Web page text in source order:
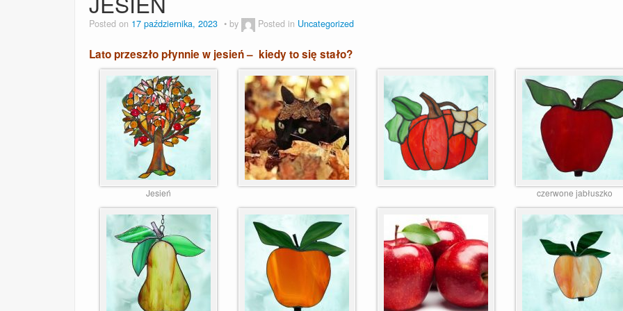
Posted on 17 października, 2023 by Posted in Uncategorized
Lato przeszło płynnie w jesień – kiedy to się stało?
Jesień czerwone jabłuszko